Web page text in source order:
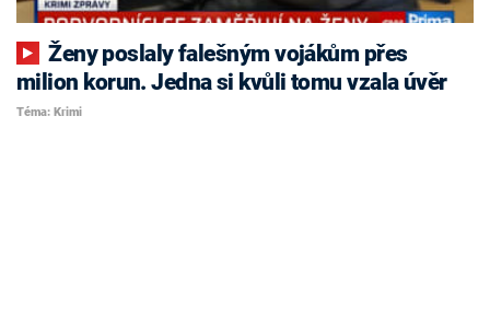
Ženy poslaly falešným vojákům přes
milion korun. Jedna si kvůli tomu vzala úvěr
Téma: Krimi